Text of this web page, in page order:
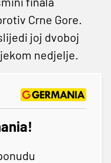
Crne Gore.
joj dvoboj
nedjelje.